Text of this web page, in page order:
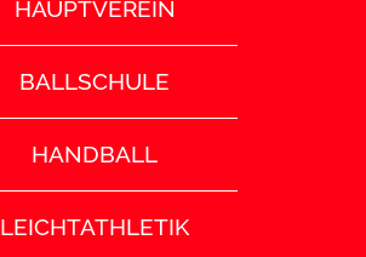
HAUPTVEREIN
BALLSCHULE
HANDBALL
LEICHTATHLETIK